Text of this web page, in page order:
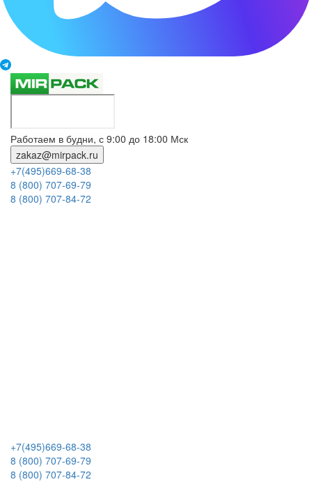
Работаем в будни, с 9:00 до 18:00 Мск
zakaz@mirpack.ru
+7(495)669-68-38
8 (800) 707-69-79
8 (800) 707-84-72
+7(495)669-68-38
8 (800) 707-69-79
8 (800) 707-84-72